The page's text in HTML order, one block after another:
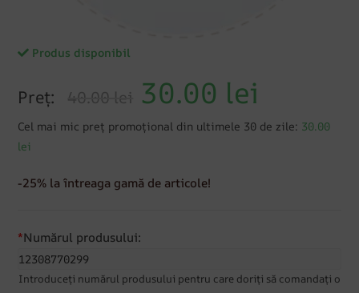
Produs disponibil
Preț: 40.00 lei 30.00 lei
Cel mai mic preț promoțional din ultimele 30 de zile: 30.00
lei
-25% la întreaga gamă de articole!
*Numărul produsului:
Introduceți numărul produsului pentru care doriți să comandați o